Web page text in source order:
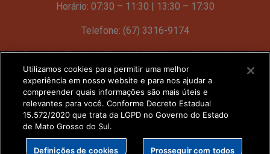
Horário: 07:30 – 11:30 | 13:30 – 17:30
Telefone: (67) 3316-9174
Av. Fernando Corrêa da Costa 559 Centro – Campo Grande |
MS
Ver no mapa
Utilizamos cookies para permitir uma melhor
experiência em nosso website e para nos ajudar a
compreender quais informações são mais úteis e
relevantes para você. Conforme Decreto Estadual
15.572/2020 que trata da LGPD no Governo do Estado
de Mato Grosso do Sul.
Definições de cookies Prosseguir com todos